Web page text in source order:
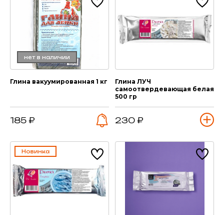
нет в наличии
Глина вакуумированная 1 кг
185 ₽
Глина ЛУЧ
самоотвердевающая белая
500 гр
230 ₽
Новинка